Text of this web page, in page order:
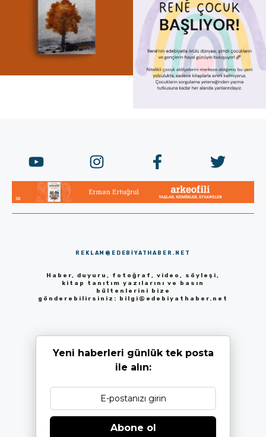
REKLAM@EDEBIYATHABER.NET
Haber, duyuru, fotoğraf, video, söyleşi,
kitap tanıtım yazılarını ve basın
bültenlerini bize
gönderebilirsiniz: bilgi@edebiyathaber.net
Yeni haberleri günlük tek posta
ile alın:
Abone ol